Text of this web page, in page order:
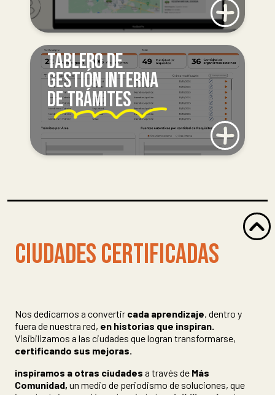
TABLERO DE
GESTIÓN INTERNA
DE TRÁMITES
CIUDADES CERTIFICADAS
Nos dedicamos a convertir cada aprendizaje, dentro y
fuera de nuestra red, en historias que inspiran.
Visibilizamos a las ciudades que logran transformarse,
certificando sus mejoras.
inspiramos a otras ciudades a través de Más
Comunidad, un medio de periodismo de soluciones, que